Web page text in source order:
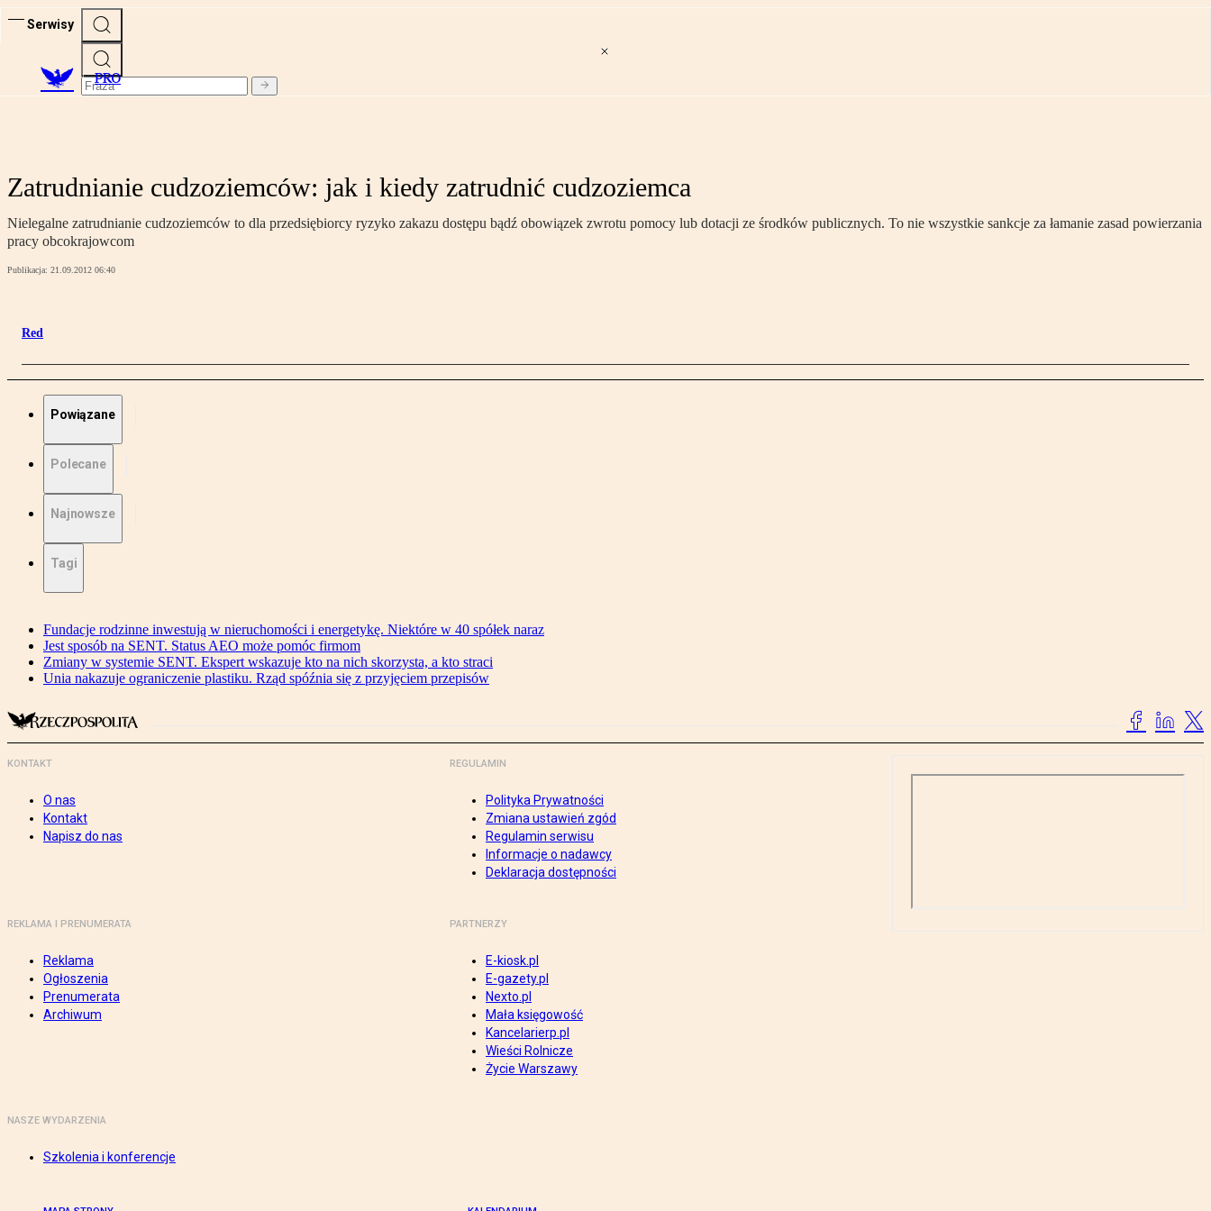
Serwisy
PRO
Zatrudnianie cudzoziemców: jak i kiedy zatrudnić cudzoziemca
Nielegalne zatrudnianie cudzoziemców to dla przedsiębiorcy ryzyko zakazu dostępu bądź obowiązek zwrotu pomocy lub dotacji ze środków publicznych. To nie wszystkie sankcje za łamanie zasad powierzania
pracy obcokrajowcom
Publikacja: 21.09.2012 06:40
Red
Powiązane
Polecane
Najnowsze
Tagi
Fundacje rodzinne inwestują w nieruchomości i energetykę. Niektóre w 40 spółek naraz
Jest sposób na SENT. Status AEO może pomóc firmom
Zmiany w systemie SENT. Ekspert wskazuje kto na nich skorzysta, a kto straci
Unia nakazuje ograniczenie plastiku. Rząd spóźnia się z przyjęciem przepisów
KONTAKT
O nas
Kontakt
Napisz do nas
REGULAMIN
Polityka Prywatności
Zmiana ustawień zgód
Regulamin serwisu
Informacje o nadawcy
Deklaracja dostępności
REKLAMA I PRENUMERATA
Reklama
Ogłoszenia
Prenumerata
Archiwum
PARTNERZY
E-kiosk.pl
E-gazety.pl
Nexto.pl
Mała księgowość
Kancelarierp.pl
Wieści Rolnicze
Życie Warszawy
NASZE WYDARZENIA
Szkolenia i konferencje